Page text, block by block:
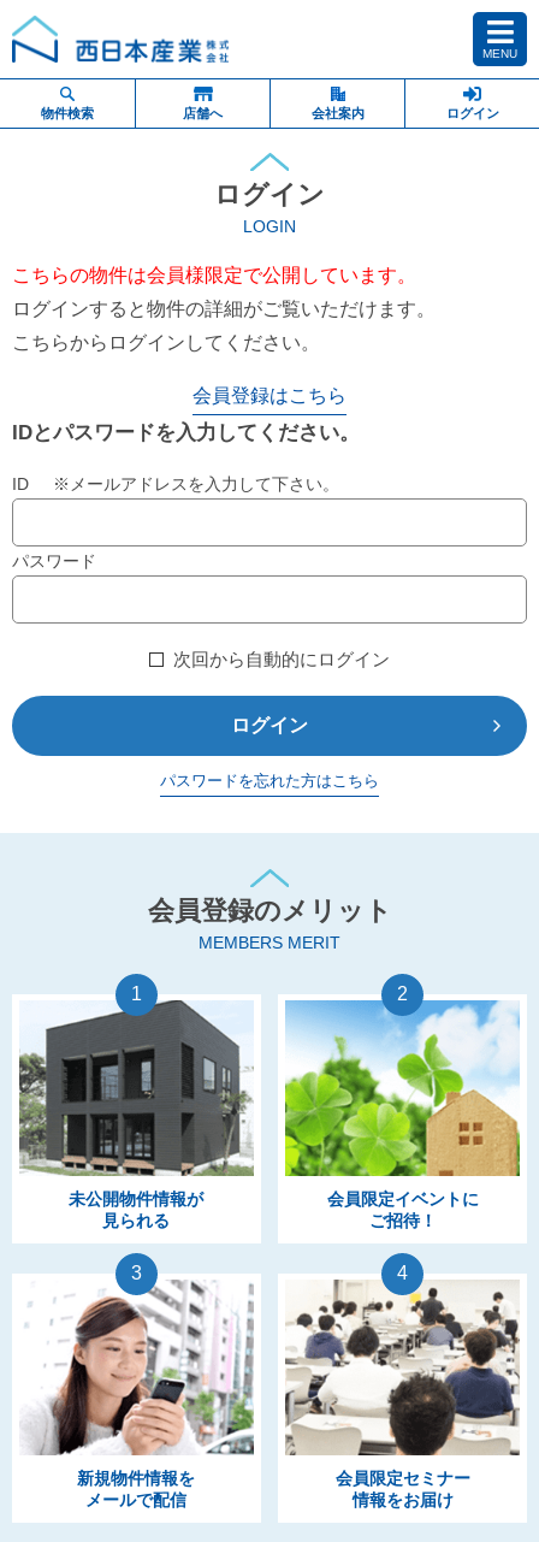
MENU
物件検索 店舗へ 会社案内 ログイン
ログイン
LOGIN
こちらの物件は会員様限定で公開しています。
ログインすると物件の詳細がご覧いただけます。
こちらからログインしてください。
会員登録はこちら
IDとパスワードを入力してください。
ID ※メールアドレスを入力して下さい。
パスワード
次回から自動的にログイン
ログイン
パスワードを忘れた方はこちら
会員登録のメリット
MEMBERS MERIT
1
未公開物件情報が
見られる
2
会員限定イベントに
ご招待！
3
新規物件情報を
メールで配信
4
会員限定セミナー
情報をお届け